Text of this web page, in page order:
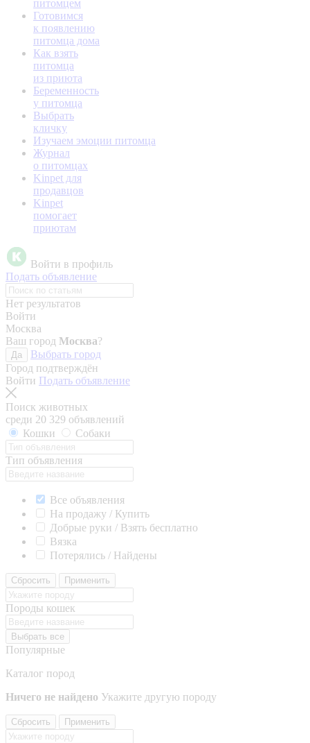
питомцем
Готовимся
к появлению
питомца дома
Как взять
питомца
из приюта
Беременность
у питомца
Выбрать
кличку
Изучаем эмоции питомца
Журнал
о питомцах
Kinpet для
продавцов
Kinpet
помогает
приютам
Войти в профиль
Подать объявление
Нет результатов
Войти
Москва
Ваш город Москва?
Да
Выбрать город
Город подтверждён
Войти Подать объявление
Поиск животных
среди 20 329 объявлений
Кошки
Собаки
Тип объявления
Все объявления
На продажу / Купить
Добрые руки / Взять бесплатно
Вязка
Потерялись / Найдены
Сбросить Применить
Породы кошек
Выбрать все
Популярные
Каталог пород
Ничего не найдено Укажите другую породу
Сбросить Применить